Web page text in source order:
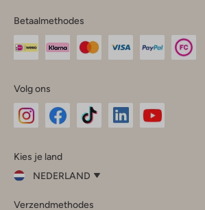
Betaalmethodes
Volg ons
InstagramFacebook
Kies je land
NEDERLAND
je
Verzendmethodes